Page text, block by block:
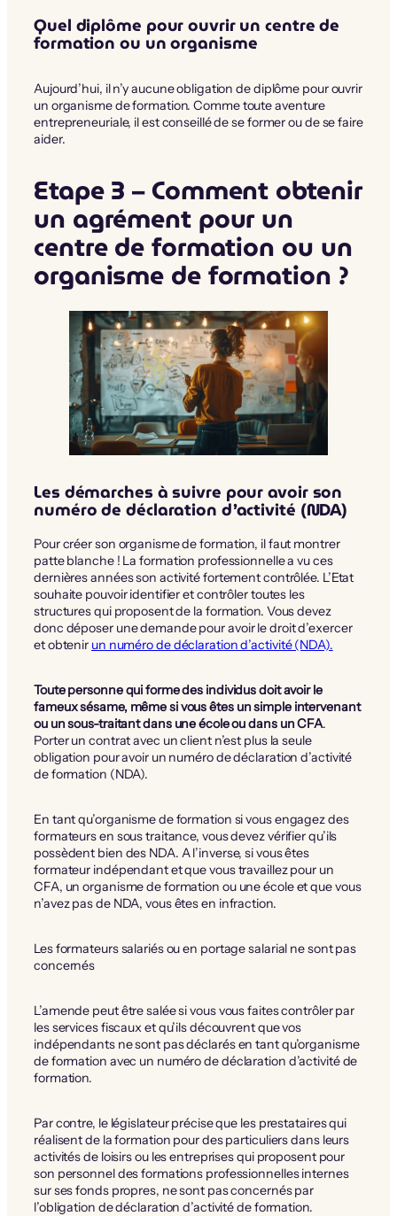
Quel diplôme pour ouvrir un centre de
formation ou un organisme
Aujourd’hui, il n’y aucune obligation de diplôme pour ouvrir
un organisme de formation. Comme toute aventure
entrepreneuriale, il est conseillé de se former ou de se faire
aider.
Etape 3 – Comment obtenir
un agrément pour un
centre de formation ou un
organisme de formation ?
Les démarches à suivre pour avoir son
numéro de déclaration d’activité (NDA)
Pour créer son organisme de formation, il faut montrer
patte blanche ! La formation professionnelle a vu ces
dernières années son activité fortement contrôlée. L’Etat
souhaite pouvoir identifier et contrôler toutes les
structures qui proposent de la formation. Vous devez
donc déposer une demande pour avoir le droit d’exercer
et obtenir un numéro de déclaration d’activité (NDA).
Toute personne qui forme des individus doit avoir le
fameux sésame, même si vous êtes un simple intervenant
ou un sous-traitant dans une école ou dans un CFA.
Porter un contrat avec un client n’est plus la seule
obligation pour avoir un numéro de déclaration d’activité
de formation (NDA).
En tant qu’organisme de formation si vous engagez des
formateurs en sous traitance, vous devez vérifier qu’ils
possèdent bien des NDA. A l’inverse, si vous êtes
formateur indépendant et que vous travaillez pour un
CFA, un organisme de formation ou une école et que vous
n’avez pas de NDA, vous êtes en infraction.
Les formateurs salariés ou en portage salarial ne sont pas
concernés
L’amende peut être salée si vous vous faites contrôler par
les services fiscaux et qu’ils découvrent que vos
indépendants ne sont pas déclarés en tant qu’organisme
de formation avec un numéro de déclaration d’activité de
formation.
Par contre, le législateur précise que les prestataires qui
réalisent de la formation pour des particuliers dans leurs
activités de loisirs ou les entreprises qui proposent pour
son personnel des formations professionnelles internes
sur ses fonds propres, ne sont pas concernés par
l’obligation de déclaration d’activité de formation.